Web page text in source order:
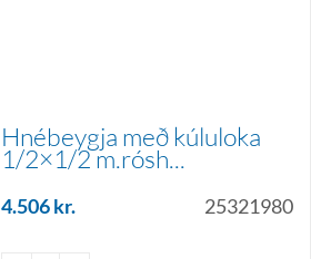
Hnébeygja með kúluloka
1/2×1/2 m.rósh...
4.506kr. 25321980